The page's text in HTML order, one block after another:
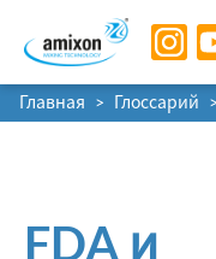
Skip to main
Skip to main content
Skip to page footer
You are here:
Главная Глоссарий
FDA и